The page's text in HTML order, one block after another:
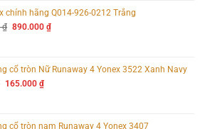
890.000 ₫.
chính hãng Q014-926-0212 Trắng
₫ Giá
890.000 ₫Giá
890.000 ₫.
cổ tròn Nữ Runaway 4 Yonex 3522 Xanh Navy
Giá
165.000 ₫Giá
165.000 ₫.
cổ tròn nam Runaway 4 Yonex 3407